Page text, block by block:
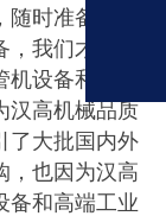
时准备打一
我们才可以
设备和最佳
汉高机械品质
了大批国内外
，也因为汉高
备和高端工业